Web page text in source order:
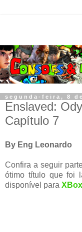
segunda-feira, 8
Enslaved:
Capítulo 7
By Eng Leonardo
Confira a seguir
ótimo título que foi
disponível para